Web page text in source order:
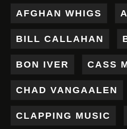
AFGHAN WHIGS
BILL CALLAHAN
BON IVER CASS
CHAD VANGAALEN
CLAPPING MUSIC